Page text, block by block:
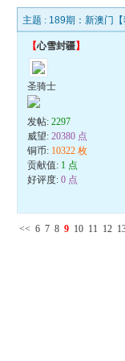
主题 : 189期：新澳门
【心雪封疆】
圣骑士
发帖:2297
威望:20380 点
铜币: 10322 枚
贡献值: 1 点
好评度:0 点
<< 6 7 8 9 10 11 12